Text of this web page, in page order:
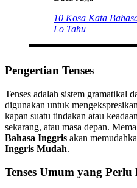
10 Kosa Kata
Lo Tahu
Pengertian Tenses
Tenses adalah sistem gramatikal
digunakan untuk
kapan suatu tindakan atau
sekarang, atau masa depan.
Bahasa Inggris akan
Inggris Mudah.
Tenses Umum yang